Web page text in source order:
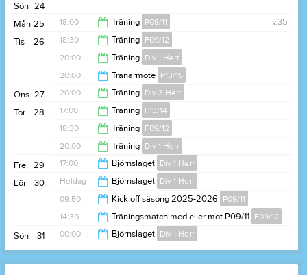
24
Sön
25
Mån v.35
18:00 Träning P09/11
19:30
26
Tis 18:30 Träning F09/12
20:00
20:00 Träning Div 1 Herr
21:30
20:00 Tränarmöte P13/15
21:00
27
Ons 20:00 Träning Div 3 Herr
21:30
28
Tor 17:00 Träning F13/14
18:15
18:30 Träning F09/12
20:00
20:00 Träning Div 1 Herr
21:30
29
Fre 17:00 Björnslaget Div 1 Herr
00:00
30
Lör Heldag Björnslaget Div 1 Herr
09:50
Kick off säsong 2025-2026 P09/11
17:00
14:30 Träningsmatch med eller mot P09/11 F09/12
15:45
31
Sön 00:00 Björnslaget Div 1 Herr
18:00